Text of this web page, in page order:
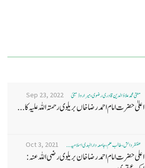
مفتی محمد علاؤ الدین قادری رضوی ، میرا روڈ ممبئی Sep 23, 2022
اعلیٰ حضرت امام احمد رضا خاں بر یلو ی رحمتہ اللہ علیہ کا...
غضنفر دانش، طالب علم، جامعہ دارالہدی اسلامیہ ... Oct 3, 2021
اعلی حضرت امام احمد رضا خان بریلوی رضی اللہ عنہ: